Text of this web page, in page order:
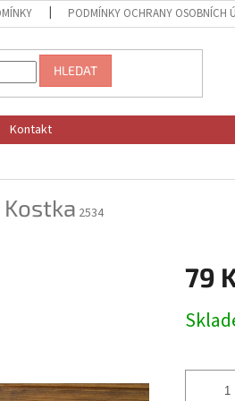
PODMÍNKY OCHRANY OSOBNÍCH
HLEDAT
Kontakt
Kostka 2534
79
cena: